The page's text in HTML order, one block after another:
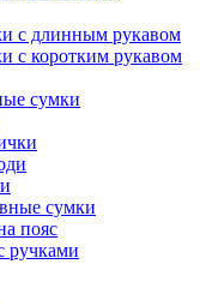
с длинным рукавом
с коротким рукавом
сумки
сумки
пояс
ручками